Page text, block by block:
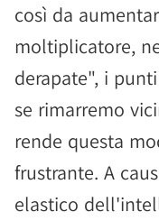
così da
moltiplicatore,
derapate", i
se rimarremo
rende questa
frustrante. A
elastico